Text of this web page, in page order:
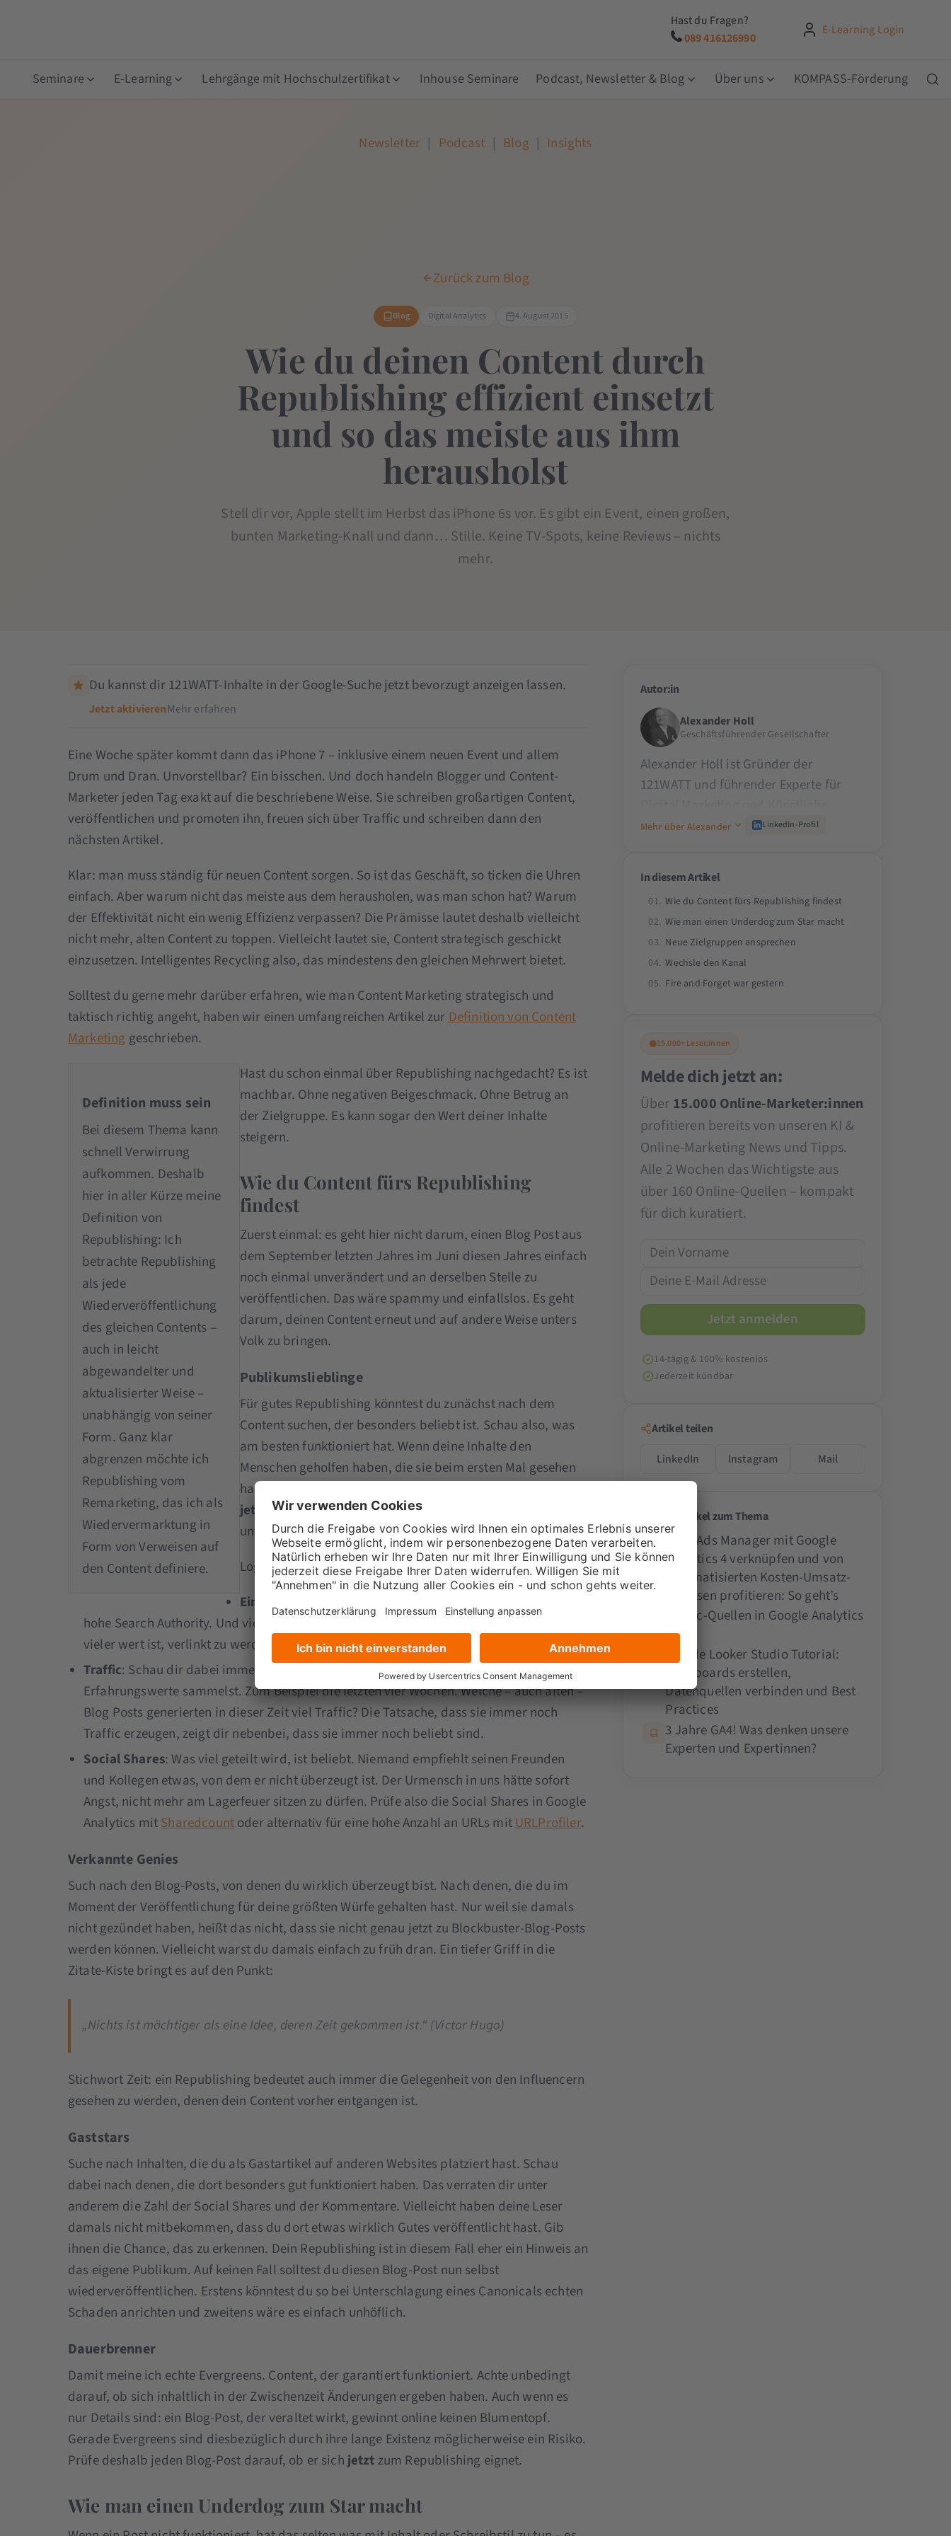
Hast du Fragen?
089 416126990
E-Learning Login
Seminare E-Learning Lehrgänge mit Hochschulzertifikat Inhouse Seminare Podcast, Newsletter & Blog Über uns KOMPASS-Förderung
Newsletter | Podcast | Blog | Insights
Zurück zum Blog
Blog Digital Analytics 4. August 2015
Wie du deinen Content durch
Republishing effizient einsetzt
und so das meiste aus ihm
herausholst
Stell dir vor, Apple stellt im Herbst das iPhone 6s vor. Es gibt ein Event, einen großen,
bunten Marketing-Knall und dann… Stille. Keine TV-Spots, keine Reviews – nichts
mehr.
Du kannst dir 121WATT-Inhalte in der Google-Suche jetzt bevorzugt anzeigen lassen.
Jetzt aktivierenMehr erfahren
Eine Woche später kommt dann das iPhone 7 – inklusive einem neuen Event und allem
Drum und Dran. Unvorstellbar? Ein bisschen. Und doch handeln Blogger und Content-
Marketer jeden Tag exakt auf die beschriebene Weise. Sie schreiben großartigen Content,
veröffentlichen und promoten ihn, freuen sich über Traffic und schreiben dann den
nächsten Artikel.
Klar: man muss ständig für neuen Content sorgen. So ist das Geschäft, so ticken die Uhren
einfach. Aber warum nicht das meiste aus dem herausholen, was man schon hat? Warum
der Effektivität nicht ein wenig Effizienz verpassen? Die Prämisse lautet deshalb vielleicht
nicht mehr, alten Content zu toppen. Vielleicht lautet sie, Content strategisch geschickt
einzusetzen. Intelligentes Recycling also, das mindestens den gleichen Mehrwert bietet.
Solltest du gerne mehr darüber erfahren, wie man Content Marketing strategisch und
taktisch richtig angeht, haben wir einen umfangreichen Artikel zurDefinition von Content
Marketing geschrieben.
Definition muss sein
Bei diesem Thema kann
schnell Verwirrung
aufkommen. Deshalb
hier in aller Kürze meine
Definition von
Republishing: Ich
betrachte Republishing
als jede
Wiederveröffentlichung
des gleichen Contents –
auch in leicht
abgewandelter und
aktualisierter Weise –
unabhängig von seiner
Form. Ganz klar
abgrenzen möchte ich
Republishing vom
Remarketing, das ich als
Wiedervermarktung in
Form von Verweisen auf
den Content definiere.
Hast du schon einmal über Republishing nachgedacht? Es ist
machbar. Ohne negativen Beigeschmack. Ohne Betrug an
der Zielgruppe. Es kann sogar den Wert deiner Inhalte
steigern.
Wie du Content fürs Republishing
findest
Zuerst einmal: es geht hier nicht darum, einen Blog Post aus
dem September letzten Jahres im Juni diesen Jahres einfach
noch einmal unverändert und an derselben Stelle zu
veröffentlichen. Das wäre spammy und einfallslos. Es geht
darum, deinen Content erneut und auf andere Weise unters
Volk zu bringen.
Publikumslieblinge
Für gutes Republishing könntest du zunächst nach dem
Content suchen, der besonders beliebt ist. Schau also, was
am besten funktioniert hat. Wenn deine Inhalte den
Menschen geholfen haben, die sie beim ersten Mal gesehen
haben – warum dann nicht auch jemandem, der sie
jetzt
sieht? Zeit und Gelegenheit sind Faktoren, die nicht
unter den Tisch fallen sollten.
Log dich also in Google Analytics ein und schau nach:
Eingehenden Links : Viele eingehende Links bedeuten eine
hohe Search Authority. Und viele Links bedeuten, dass dein Content es in den Augen
vieler wert ist, verlinkt zu werden.
Traffic: Schau dir dabei immer einen bestimmten Zeitraum an, damit du vergleichbare
Erfahrungswerte sammelst. Zum Beispiel die letzten vier Wochen. Welche – auch alten –
Blog Posts generierten in dieser Zeit viel Traffic? Die Tatsache, dass sie immer noch
Traffic erzeugen, zeigt dir nebenbei, dass sie immer noch beliebt sind.
Social Shares: Was viel geteilt wird, ist beliebt. Niemand empfiehlt seinen Freunden
und Kollegen etwas, von dem er nicht überzeugt ist. Der Urmensch in uns hätte sofort
Angst, nicht mehr am Lagerfeuer sitzen zu dürfen. Prüfe also die Social Shares in Google
Analytics mitSharedcountoder alternativ für eine hohe Anzahl an URLs mitURLProfiler.
Verkannte Genies
Such nach den Blog-Posts, von denen du wirklich überzeugt bist. Nach denen, die du im
Moment der Veröffentlichung für deine größten Würfe gehalten hast. Nur weil sie damals
nicht gezündet haben, heißt das nicht, dass sie nicht genau jetzt zu Blockbuster-Blog-Posts
werden können. Vielleicht warst du damals einfach zu früh dran. Ein tiefer Griff in die
Zitate-Kiste bringt es auf den Punkt:
„Nichts ist mächtiger als eine Idee, deren Zeit gekommen ist.“ (Victor Hugo)
Stichwort Zeit: ein Republishing bedeutet auch immer die Gelegenheit von den Influencern
gesehen zu werden, denen dein Content vorher entgangen ist.
Gaststars
Suche nach Inhalten, die du als Gastartikel auf anderen Websites platziert hast. Schau
dabei nach denen, die dort besonders gut funktioniert haben. Das verraten dir unter
anderem die Zahl der Social Shares und der Kommentare. Vielleicht haben deine Leser
damals nicht mitbekommen, dass du dort etwas wirklich Gutes veröffentlicht hast. Gib
ihnen die Chance, das zu erkennen. Dein Republishing ist in diesem Fall eher ein Hinweis an
das eigene Publikum. Auf keinen Fall solltest du diesen Blog-Post nun selbst
wiederveröffentlichen. Erstens könntest du so bei Unterschlagung eines Canonicals echten
Schaden anrichten und zweitens wäre es einfach unhöflich.
Dauerbrenner
Damit meine ich echte Evergreens. Content, der garantiert funktioniert. Achte unbedingt
darauf, ob sich inhaltlich in der Zwischenzeit Änderungen ergeben haben. Auch wenn es
nur Details sind: ein Blog-Post, der veraltet wirkt, gewinnt online keinen Blumentopf.
Gerade Evergreens sind diesbezüglich durch ihre lange Existenz möglicherweise ein Risiko.
Prüfe deshalb jeden Blog-Post darauf, ob er sichjetztzum Republishing eignet.
Wie man einen Underdog zum Star macht
Autor:in
Alexander Holl
Geschäftsführender Gesellschafter
Alexander Holl ist Gründer der
121WATT und führender Experte für
Intelligenz. Seit den 90er Jahren prägt
Universitäten wie der TU München, als
Beirat der SMX und als Speaker auf der
OMR teilt er sein Praxiswissen.
Alexander begeistert durch seine
Fähigkeit, komplexe Themen
Marketing & KI zu bieten.
Mehr über Alexander LinkedIn-Profil
In diesem Artikel
Wie du Content fürs Republishing findest
Wie man einen Underdog zum Star macht
Neue Zielgruppen ansprechen
Wechsle den Kanal
Fire and Forget war gestern
15.000+ Leser:innen
Melde dich jetzt an:
Über 15.000 Online-Marketer:innen
profitieren bereits von unseren KI &
Online-Marketing News und Tipps.
Alle 2 Wochen das Wichtigste aus
über 160 Online-Quellen – kompakt
für dich kuratiert.
14-tägig & 100% kostenlos
Jederzeit kündbar
Artikel teilen
LinkedIn
Instagram Mail
Weitere Artikel zum Thema
Meta Ads Manager mit Google
Analytics 4 verknüpfen und von
automatisierten Kosten-Umsatz-
Analysen profitieren: So geht’s
Traffic-Quellen in Google Analytics
4
Google Looker Studio Tutorial:
Dashboards erstellen,
Datenquellen verbinden und Best
Practices
3 Jahre GA4! Was denken unsere
Experten und Expertinnen?